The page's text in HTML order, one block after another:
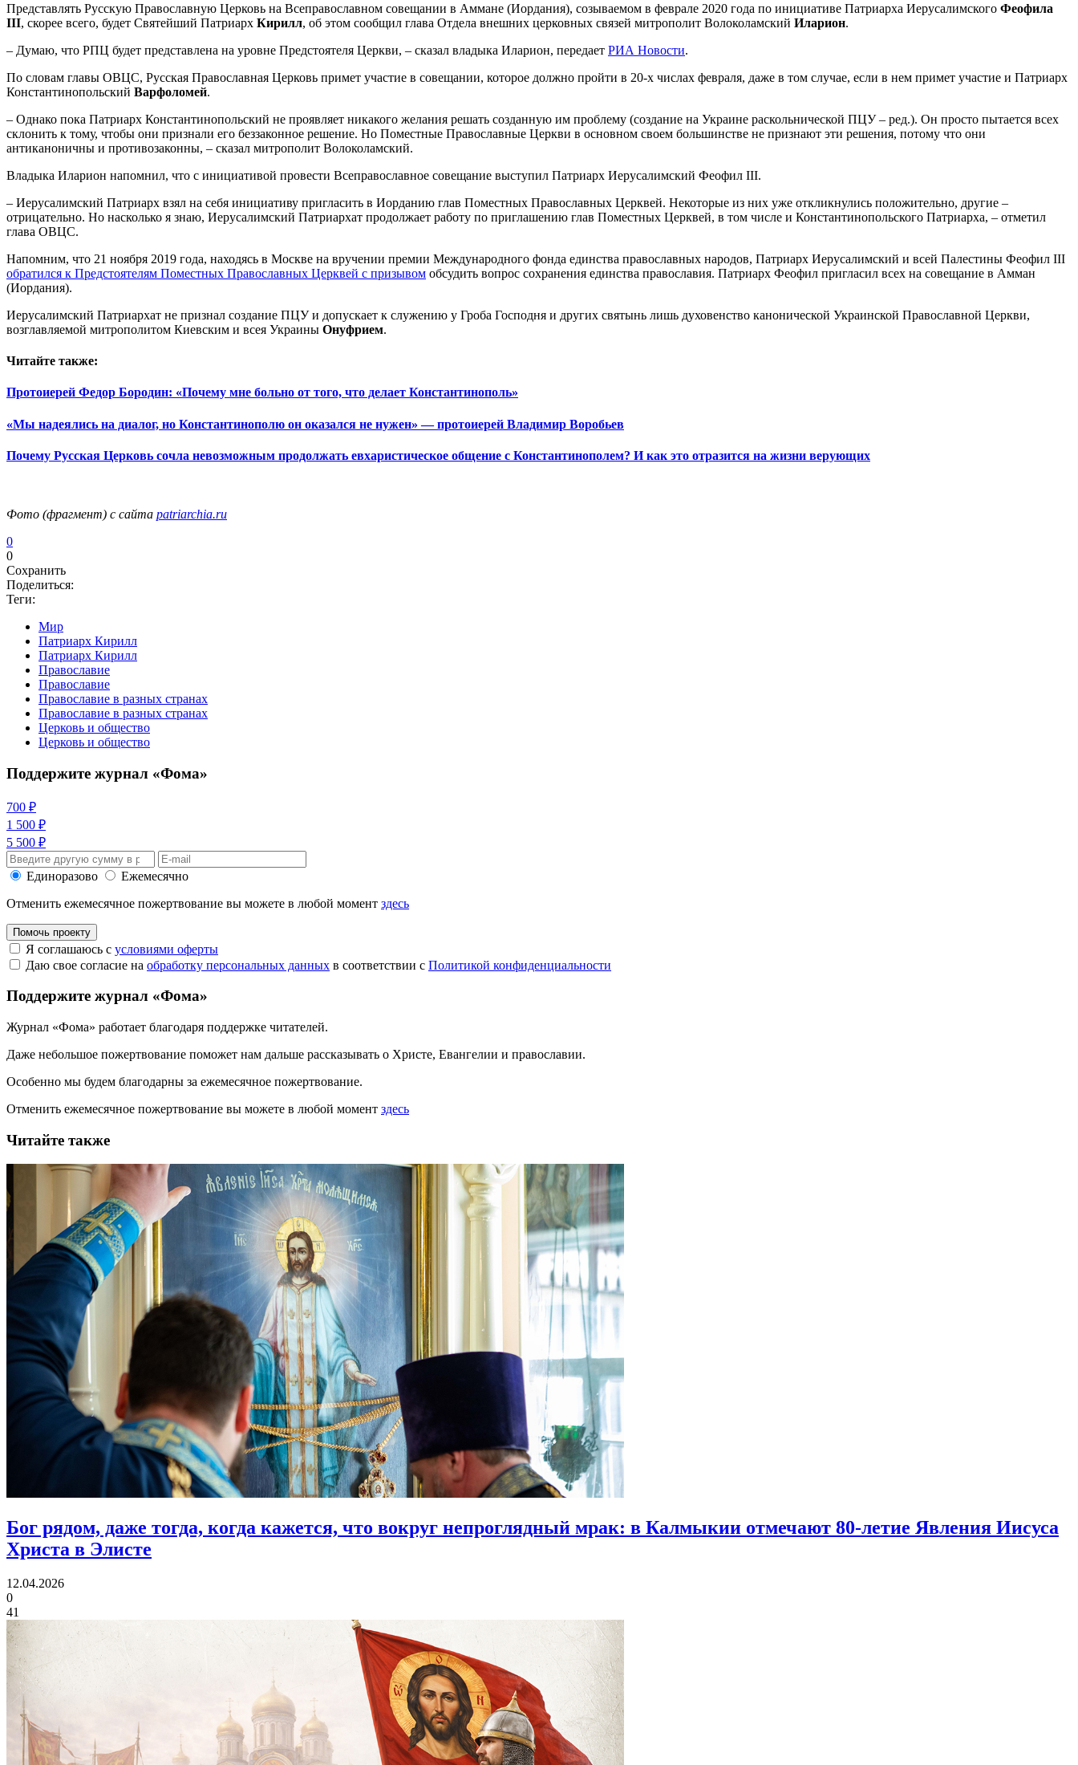
Представлять Русскую Православную Церковь на Всеправославном совещании в Аммане (Иордания), созываемом в феврале 2020 года по инициативе Патриарха Иерусалимского Феофила
III, скорее всего, будет Святейший Патриарх Кирилл, об этом сообщил глава Отдела внешних церковных связей митрополит Волоколамский Иларион.
– Думаю, что РПЦ будет представлена на уровне Предстоятеля Церкви, – сказал владыка Иларион, передает РИА Новости.
По словам главы ОВЦС, Русская Православная Церковь примет участие в совещании, которое должно пройти в 20-х числах февраля, даже в том случае, если в нем примет участие и Патриарх
Константинопольский Варфоломей.
– Однако пока Патриарх Константинопольский не проявляет никакого желания решать созданную им проблему (создание на Украине раскольнической ПЦУ – ред.). Он просто пытается всех
склонить к тому, чтобы они признали его беззаконное решение. Но Поместные Православные Церкви в основном своем большинстве не признают эти решения, потому что они
антиканоничны и противозаконны, – сказал митрополит Волоколамский.
Владыка Иларион напомнил, что с инициативой провести Всеправославное совещание выступил Патриарх Иерусалимский Феофил III.
– Иерусалимский Патриарх взял на себя инициативу пригласить в Иорданию глав Поместных Православных Церквей. Некоторые из них уже откликнулись положительно, другие –
отрицательно. Но насколько я знаю, Иерусалимский Патриархат продолжает работу по приглашению глав Поместных Церквей, в том числе и Константинопольского Патриарха, – отметил
глава ОВЦС.
Напомним, что 21 ноября 2019 года, находясь в Москве на вручении премии Международного фонда единства православных народов, Патриарх Иерусалимский и всей Палестины Феофил III
обратился к Предстоятелям Поместных Православных Церквей с призывом обсудить вопрос сохранения единства православия. Патриарх Феофил пригласил всех на совещание в Амман
(Иордания).
Иерусалимский Патриархат не признал создание ПЦУ и допускает к служению у Гроба Господня и других святынь лишь духовенство канонической Украинской Православной Церкви,
возглавляемой митрополитом Киевским и всея Украины Онуфрием.
Читайте также:
Протоиерей Федор Бородин: «Почему мне больно от того, что делает Константинополь»
«Мы надеялись на диалог, но Константинополю он оказался не нужен» — протоиерей Владимир Воробьев
Почему Русская Церковь сочла невозможным продолжать евхаристическое общение с Константинополем? И как это отразится на жизни верующих
Фото (фрагмент) с сайта patriarchia.ru
0
0
Сохранить
Поделиться:
Теги:
Мир
Патриарх Кирилл
Патриарх Кирилл
Православие
Православие
Православие в разных странах
Православие в разных странах
Церковь и общество
Церковь и общество
Поддержите журнал «Фома»
700 ₽
1 500 ₽
5 500 ₽
Единоразово
Ежемесячно
Отменить ежемесячное пожертвование вы можете в любой момент здесь
Помочь проекту
Я соглашаюсь с условиями оферты
Даю свое согласие на обработку персональных данных в соответствии с Политикой конфиденциальности
Поддержите журнал «Фома»
Журнал «Фома» работает благодаря поддержке читателей.
Даже небольшое пожертвование поможет нам дальше рассказывать о Христе, Евангелии и православии.
Особенно мы будем благодарны за ежемесячное пожертвование.
Отменить ежемесячное пожертвование вы можете в любой момент здесь
Читайте также
Бог рядом, даже тогда, когда кажется, что вокруг непроглядный мрак: в Калмыкии отмечают 80‑летие Явления Иисуса
Христа в Элисте
12.04.2026
0
41